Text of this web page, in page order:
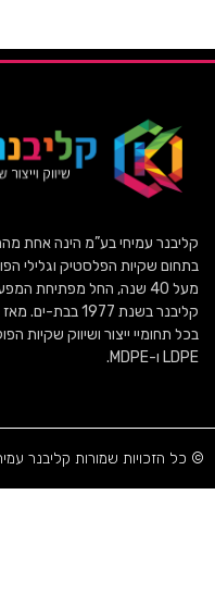
קליבנר עמיחי בע”מ הינה אחת
בתחום שקיות הפלסטיק וגלילי
מעל 40 שנה, החל מפתיחת
קליבנר בשנת 1977
LDPE ו-MDPE.
© כל הזכויות שמורות קליבנר